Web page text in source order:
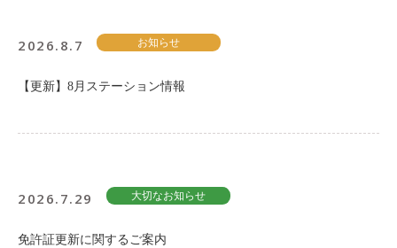
2026.8.7 お知らせ
【更新】8月ステーション情報
2026.7.29 大切なお知らせ
免許証更新に関するご案内